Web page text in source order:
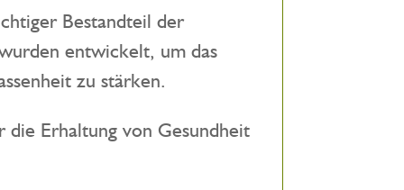
Bestandteil der
entwickelt, um das
zu stärken.
die Erhaltung von Gesundheit